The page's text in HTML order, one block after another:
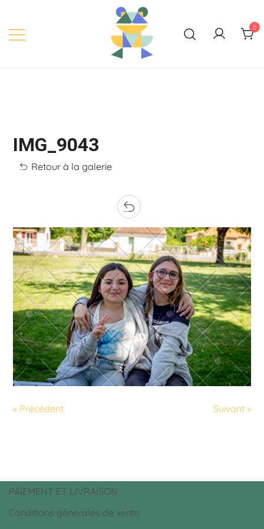
content
0
IMG_9043
Retour à la galerie
« Précédent Suivant »
PAIEMENT ET LIVRAISON
Conditions génerales de vente